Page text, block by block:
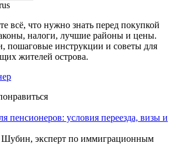
всё, что нужно знать перед покупкой
налоги, лучшие районы и цены.
пошаговые инструкции и советы для
жителей острова.
пенсионеров: условия переезда, визы и
Шубин, эксперт по иммиграционным